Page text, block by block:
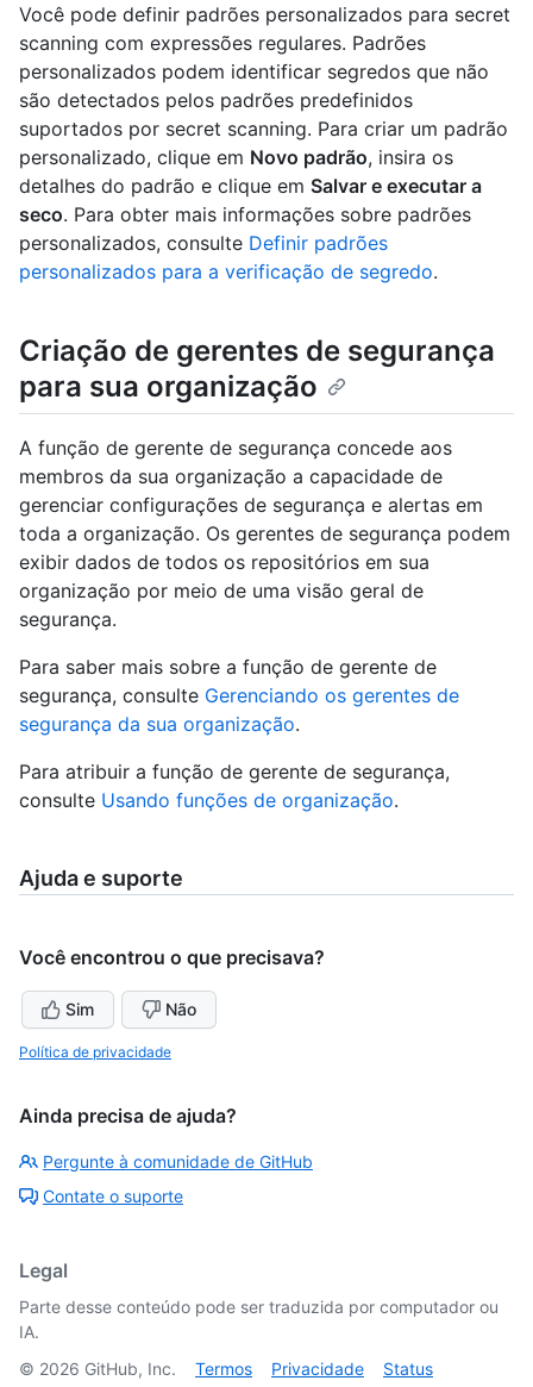
Você pode definir padrões personalizados para secret
scanning com expressões regulares. Padrões
personalizados podem identificar segredos que não
são detectados pelos padrões predefinidos
suportados por secret scanning. Para criar um padrão
personalizado, clique em Novo padrão, insira os
detalhes do padrão e clique em Salvar e executar a
seco. Para obter mais informações sobre padrões
personalizados, consulte Definir padrões
personalizados para a verificação de segredo.
Criação de gerentes de segurança
para sua organização
A função de gerente de segurança concede aos
membros da sua organização a capacidade de
gerenciar configurações de segurança e alertas em
toda a organização. Os gerentes de segurança podem
exibir dados de todos os repositórios em sua
organização por meio de uma visão geral de
segurança.
Para saber mais sobre a função de gerente de
segurança, consulte Gerenciando os gerentes de
segurança da sua organização.
Para atribuir a função de gerente de segurança,
consulte Usando funções de organização.
Ajuda e suporte
Você encontrou o que precisava?
Sim Não
Política de privacidade
Ainda precisa de ajuda?
Pergunte à comunidade de GitHub
Contate o suporte
Legal
Parte desse conteúdo pode ser traduzida por computador ou
IA.
© 2026 GitHub, Inc. Termos Privacidade
Status